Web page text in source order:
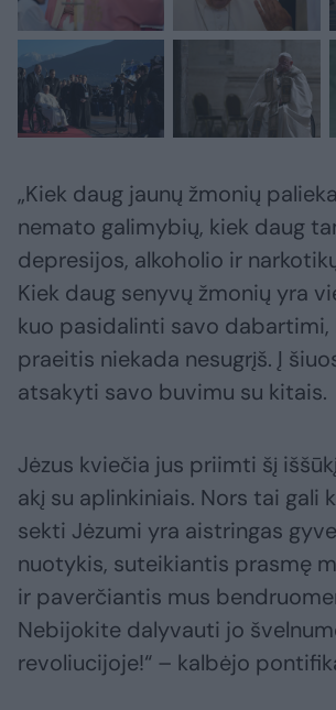
„Kiek daug jaunų žmonių
nemato galimybių, kiek daug
depresijos, alkoholio ir
Kiek daug senyvų žmonių yra
kuo pasidalinti savo dabartimi,
praeitis niekada nesugrįš. Į
atsakyti savo buvimu su kitais.
Jėzus kviečia jus priimti šį
akį su aplinkiniais. Nors tai gali
sekti Jėzumi yra aistringas
nuotykis, suteikiantis prasmę
ir paverčiantis mus
Nebijokite dalyvauti jo
revoliucijoje!“ – kalbėjo